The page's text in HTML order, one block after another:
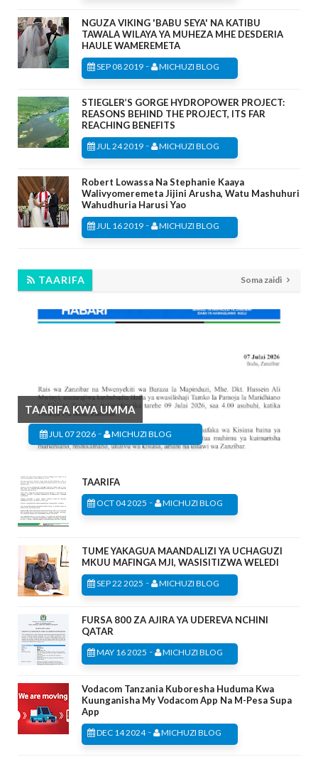
NGUZA VIKING 'BABU SEYA' NA KATIBU
TAWALA WILAYA YA MUHEZA MHE DESDERIA
HAULE WAMEREMETA
SEP 08 2019 - MICHUZI BLOG
STIEGLER’S GORGE HYDROPOWER PROJECT:
REASONS BEHIND THE PROJECT, ITS FAR
REACHING BENEFITS
JUL 24 2019 - MICHUZI BLOG
Robert Lowassa Na Stephanie Kaaya
Walivyomeremeta Jijini Arusha, Watu Mashuhuri
Wahudhuria Harusi Yao
JUL 16 2019 - MICHUZI BLOG
TAARIFA Soma zaidi
TAARIFA KWA UMMA
JUL 07 2026 - MICHUZI BLOG
TAARIFA
OCT 04 2025 - MICHUZI BLOG
TUME YAKAGUA MAANDALIZI YA UCHAGUZI
MKUU MAFINGA MJI, WASISITIZWA WELEDI
SEP 22 2025 - MICHUZI BLOG
FURSA 800 ZA AJIRA YA UDEREVA NCHINI
QATAR
MAY 16 2025 - MICHUZI BLOG
Vodacom Tanzania Kuboresha Huduma Kwa
Kuunganisha My Vodacom App Na M-Pesa Supa
App
DEC 14 2024- MICHUZI BLOG